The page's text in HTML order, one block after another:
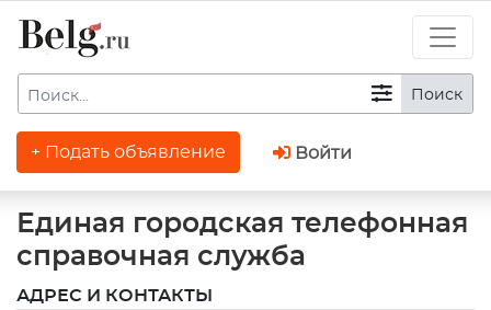
Поиск
+ Подать объявление Войти
Единая городская телефонная
справочная служба
АДРЕС И КОНТАКТЫ